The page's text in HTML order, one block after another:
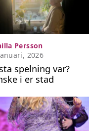
spelning var?
i er stad
Persson
2026